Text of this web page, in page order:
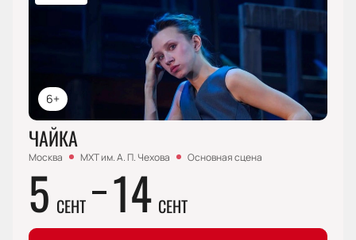
6+
ЧАЙКА
Москва МХТ им. А. П. Чехова Основная сцена
5 СЕНТ 14 СЕНТ